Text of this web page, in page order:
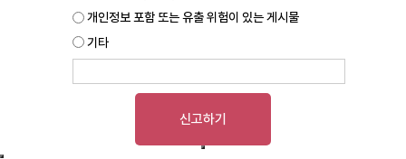
개인정보 포함 또는 유출 위험이 있는 게시물
기타
신고하기